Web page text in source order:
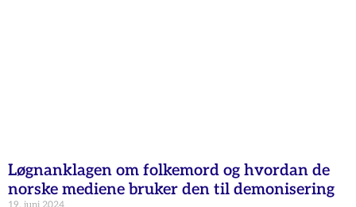
Løgnanklagen om folkemord og hvordan de
norske mediene bruker den til demonisering